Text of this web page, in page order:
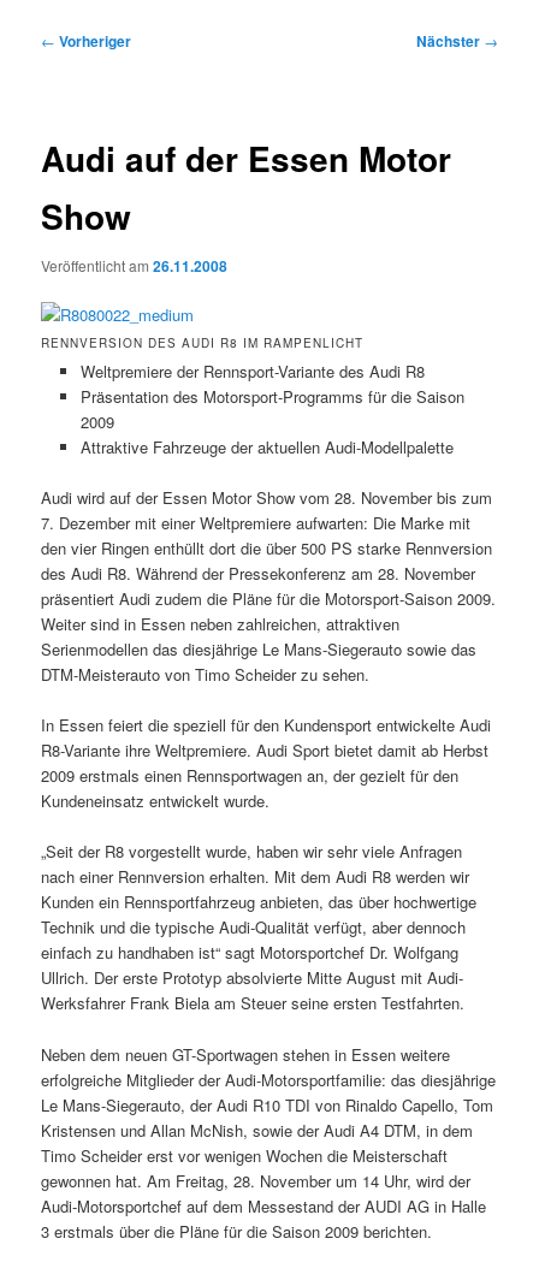
Beitragsnavigation
← Vorheriger Nächster →
Audi auf der Essen Motor
Show
Veröffentlicht am26.11.2008
RENNVERSION DES AUDI R8 IM RAMPENLICHT
Weltpremiere der Rennsport-Variante des Audi R8
Präsentation des Motorsport-Programms für die Saison
2009
Attraktive Fahrzeuge der aktuellen Audi-Modellpalette
Audi wird auf der Essen Motor Show vom 28. November bis zum
7. Dezember mit einer Weltpremiere aufwarten: Die Marke mit
den vier Ringen enthüllt dort die über 500 PS starke Rennversion
des Audi R8. Während der Pressekonferenz am 28. November
präsentiert Audi zudem die Pläne für die Motorsport-Saison 2009.
Weiter sind in Essen neben zahlreichen, attraktiven
Serienmodellen das diesjährige Le Mans-Siegerauto sowie das
DTM-Meisterauto von Timo Scheider zu sehen.
In Essen feiert die speziell für den Kundensport entwickelte Audi
R8-Variante ihre Weltpremiere. Audi Sport bietet damit ab Herbst
2009 erstmals einen Rennsportwagen an, der gezielt für den
Kundeneinsatz entwickelt wurde.
„Seit der R8 vorgestellt wurde, haben wir sehr viele Anfragen
nach einer Rennversion erhalten. Mit dem Audi R8 werden wir
Kunden ein Rennsport­fahrzeug anbieten, das über hochwertige
Technik und die typische Audi-Qualität verfügt, aber dennoch
einfach zu handhaben ist“ sagt Motorsportchef Dr. Wolfgang
Ullrich. Der erste Prototyp absolvierte Mitte August mit Audi-
Werksfahrer Frank Biela am Steuer seine ersten Testfahrten.
Neben dem neuen GT-Sportwagen stehen in Essen weitere
erfolgreiche Mitglieder der Audi-Motorsportfamilie: das diesjährige
Le Mans-Siegerauto, der Audi R10 TDI von Rinaldo Capello, Tom
Kristensen und Allan McNish, sowie der Audi A4 DTM, in dem
Timo Scheider erst vor wenigen Wochen die Meisterschaft
gewonnen hat. Am Freitag, 28. November um 14 Uhr, wird der
Audi-Motorsportchef auf dem Messestand der AUDI AG in Halle
3 erstmals über die Pläne für die Saison 2009 berichten.